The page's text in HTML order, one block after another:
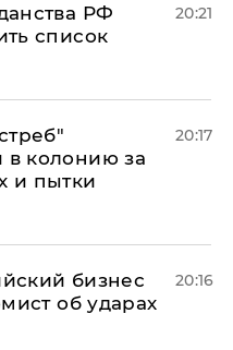
РФ
список
20:21
колонию за
и пытки
20:17
бизнес
об ударах
20:16